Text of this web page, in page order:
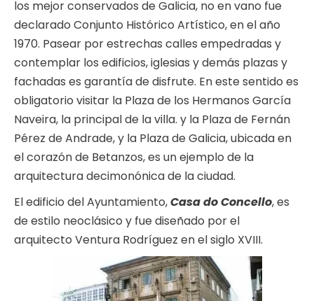
los mejor conservados de Galicia, no en vano fue
declarado Conjunto Histórico Artístico, en el año
1970. Pasear por estrechas calles empedradas y
contemplar los edificios, iglesias y demás plazas y
fachadas es garantía de disfrute. En este sentido es
obligatorio visitar la Plaza de los Hermanos García
Naveira, la principal de la villa. y la Plaza de Fernán
Pérez de Andrade, y la Plaza de Galicia, ubicada en
el corazón de Betanzos, es un ejemplo de la
arquitectura decimonónica de la ciudad.
El edificio del Ayuntamiento,Casa do Concello, es
de estilo neoclásico y fue diseñado por el
arquitecto Ventura Rodríguez en el siglo XVIII.